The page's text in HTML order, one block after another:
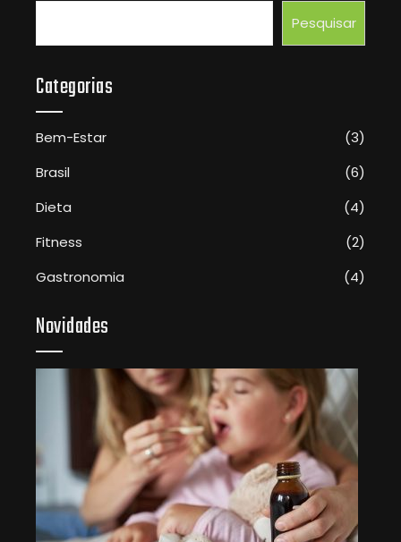
Pesquisar
Categorias
Bem-Estar
(3)
Brasil
(6)
Dieta
(4)
Fitness
(2)
Gastronomia
(4)
Novidades